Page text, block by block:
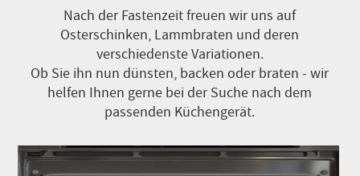
Nach der Fastenzeit freuen wir uns auf
Osterschinken, Lammbraten und deren
verschiedenste Variationen.
Ob Sie ihn nun dünsten, backen oder braten - wir
helfen Ihnen gerne bei der Suche nach dem
passenden Küchengerät.